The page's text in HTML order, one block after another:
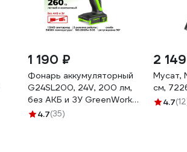
1 190 ₽
Фонарь аккумуляторный
G24SL200, 24V, 200 лм,
без АКБ и ЗУ GreenWorks
3502407
4.7(35)
2
Мусат,
см,
4.7